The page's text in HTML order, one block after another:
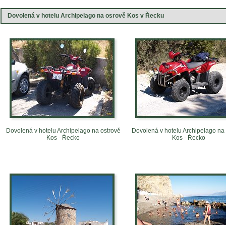
Dovolená v hotelu Archipelago na osrově Kos v Řecku
Dovolená v hotelu Archipelago na ostrově
Kos - Ŕecko
Dovolená v hotelu Archipelago na
Kos - Ŕecko